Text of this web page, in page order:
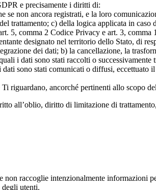
e precisamente i diritti di:
se non ancora registrati, e la loro
trattamento; c) della logica applicata in
5, comma 2 Codice Privacy e art. 3,
designato nel territorio dello Stato, di
dei dati; b) la cancellazione, la
i dati sono stati raccolti o
sono stati comunicati o diffusi,
riguardano, ancorché pertinenti allo scopo
all’oblio, diritto di limitazione di
raccoglie intenzionalmente
degli utenti.